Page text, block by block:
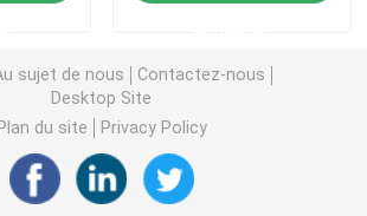
tiret de voiture
panoramique 360
sujet de nous
Contactez-nous
Desktop Site
Plan du site
Privacy Policy